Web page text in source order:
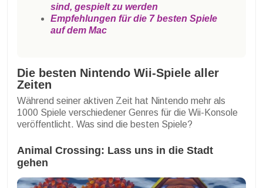
sind, gespielt zu werden
Empfehlungen für die 7 besten Spiele
auf dem Mac
Die besten Nintendo Wii-Spiele aller
Zeiten
Während seiner aktiven Zeit hat Nintendo mehr als
1000 Spiele verschiedener Genres für die Wii-Konsole
veröffentlicht. Was sind die besten Spiele?
Animal Crossing: Lass uns in die Stadt
gehen